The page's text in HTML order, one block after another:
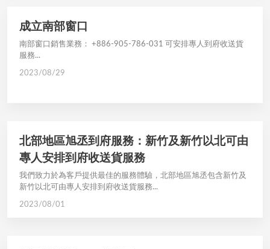
成立南部窗口
南部窗口銷售業務： +886-905-786-031 可安排專人到府收送貨
服務...
2023/08/29
北部地區旭丞到府服務：新竹及新竹以北可由
專人安排到府收送貨服務
我們致力於為客戶提供最佳的服務體驗，北部地區旭丞包含新竹及
新竹以北可由專人安排到府收送貨服務...
2023/08/01